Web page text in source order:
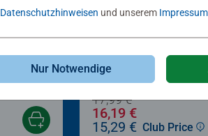
Vision
-10%
Kartenspiele
17,99 €
16,19 €
15,29 € Club Price
Datenschutzhinweisen und unserem Impressum
Nur Notwendige